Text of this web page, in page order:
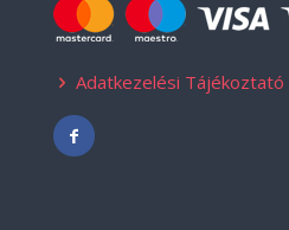
Adatkezelési Tájékoztató